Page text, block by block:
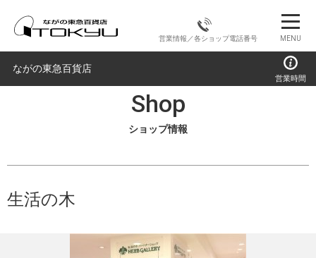
営業情報／各ショップ電話番号 MENU
ながの東急百貨店
営業時間
Shop
ショップ情報
生活の木